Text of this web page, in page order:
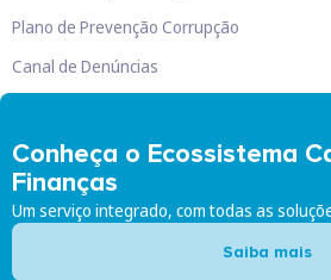
Conheça o Ecossistema
Finanças
Um serviço integrado, com todas as
Saiba mais
Plano de Prevenção Corrupção
Canal de Denúncias
Doutor Finanças, Lda